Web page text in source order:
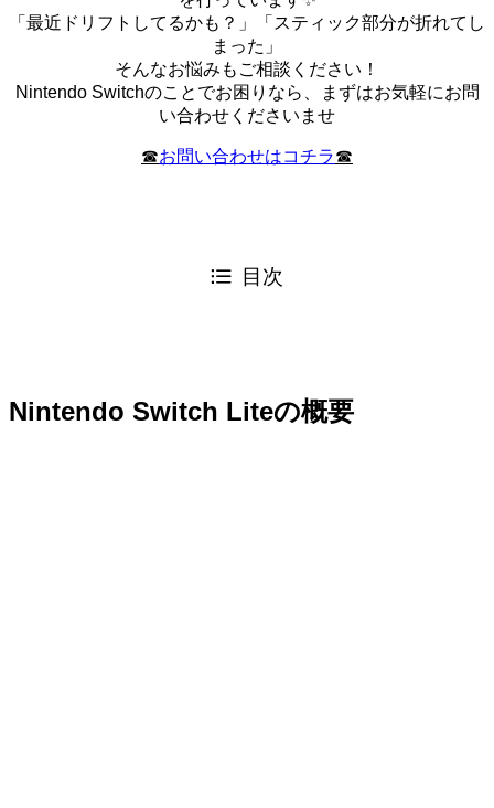
「最近ドリフトしてるかも？」「スティック部分が折れてし
まった」
そんなお悩みもご相談ください！
Nintendo Switchのことでお困りなら、まずはお気軽にお問
い合わせくださいませ
☎︎お問い合わせはコチラ☎︎
目次
Nintendo Switch Liteの概要